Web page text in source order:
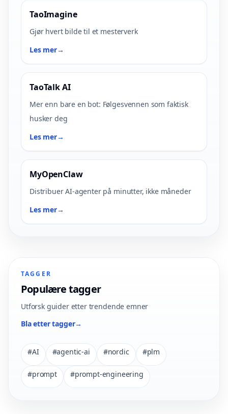
TaoImagine
Gjør hvert bilde til et mesterverk
Les mer→
TaoTalk AI
Mer enn bare en bot: Følgesvennen som faktisk
husker deg
Les mer→
MyOpenClaw
Distribuer AI-agenter på minutter, ikke måneder
Les mer→
TAGGER
Populære tagger
Utforsk guider etter trendende emner
Bla etter tagger→
#AI #agentic-ai #nordic #plm
#prompt #prompt-engineering